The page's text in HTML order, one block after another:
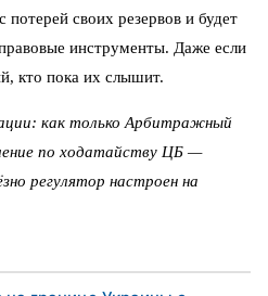
потерей своих резервов и будет
инструменты. Даже если
кто пока их слышит.
как только Арбитражный
по ходатайству ЦБ —
регулятор настроен на